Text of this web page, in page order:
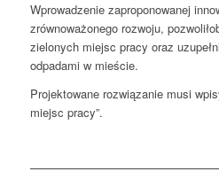
Wprowadzenie zaproponowanej
zrównoważonego rozwoju,
zielonych miejsc pracy oraz
odpadami w mieście.
Projektowane rozwiązanie musi
miejsc pracy”.